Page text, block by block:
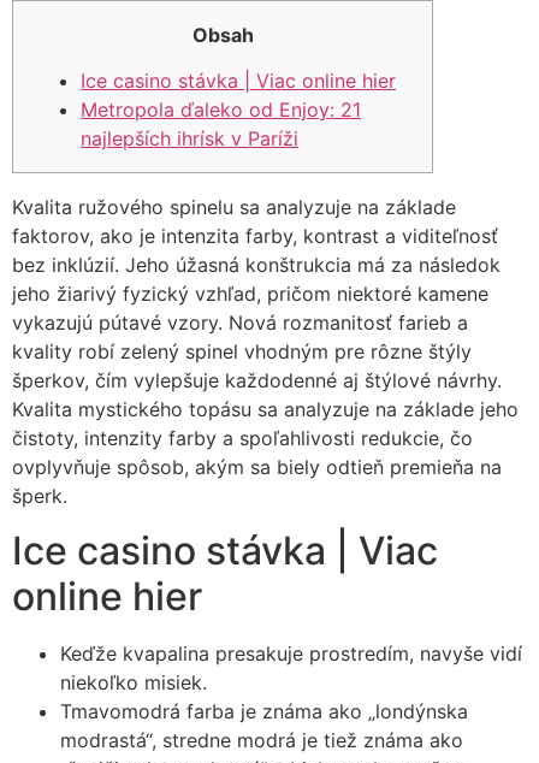
Obsah
Ice casino stávka | Viac online hier
Metropola ďaleko od Enjoy: 21
najlepších ihrísk v Paríži
Kvalita ružového spinelu sa analyzuje na základe
faktorov, ako je intenzita farby, kontrast a viditeľnosť
bez inklúzií. Jeho úžasná konštrukcia má za následok
jeho žiarivý fyzický vzhľad, pričom niektoré kamene
vykazujú pútavé vzory. Nová rozmanitosť farieb a
kvality robí zelený spinel vhodným pre rôzne štýly
šperkov, čím vylepšuje každodenné aj štýlové návrhy.
Kvalita mystického topásu sa analyzuje na základe jeho
čistoty, intenzity farby a spoľahlivosti redukcie, čo
ovplyvňuje spôsob, akým sa biely odtieň premieňa na
šperk.
Ice casino stávka | Viac
online hier
Keďže kvapalina presakuje prostredím, navyše vidí
niekoľko misiek.
Tmavomodrá farba je známa ako „londýnska
modrastá“, stredne modrá je tiež známa ako